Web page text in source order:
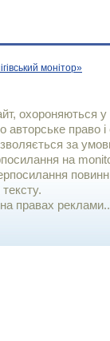
монітор»
охороняються у
право і
за
на
правах реклами..